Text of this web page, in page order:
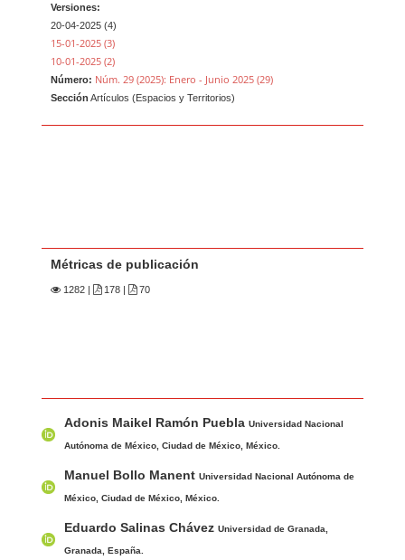
Versiones:
20-04-2025 (4)
15-01-2025 (3)
10-01-2025 (2)
Número: Núm. 29 (2025): Enero - Junio 2025 (29)
Sección Artículos (Espacios y Territorios)
Métricas de publicación
1282 | 178 | 70
u
r
s
Adonis Maikel Ramón PueblaUniversidad Nacional
Autónoma de México, Ciudad de México, México.
Manuel Bollo ManentUniversidad Nacional Autónoma de
México, Ciudad de México, México.
Eduardo Salinas ChávezUniversidad de Granada,
Granada, España.